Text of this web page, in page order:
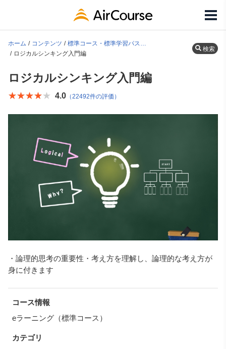
ホーム コンテンツ
標準コース・標準学習パス一覧
ロジカルシンキング入門編
検索
ロジカルシンキング入門編
★★★★★
★★★★★ 4.0 （22492件の評価）
・論理的思考の重要性・考え方を理解し、論理的な考え方が
身に付きます
コース情報
eラーニング（標準コース）
カテゴリ